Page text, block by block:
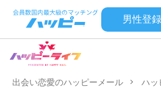
男性登録
出会い恋愛のハッピーメール ハッ